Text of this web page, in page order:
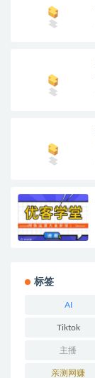
标签
AI
Tiktok
主播
亲测网赚